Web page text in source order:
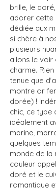
brille, le
adorer cette
dédiée aux
si chère à
plusieurs
allons le voir
charme.
tenue que
montre or
dorée) !
chic, ce type
idéalement
marine,
quelques
monde de la
couleur
doré et le
romantique